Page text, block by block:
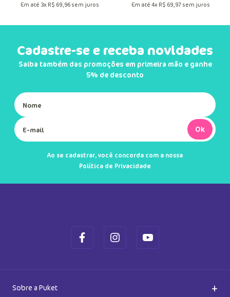
Em até 3x R$ 69,96sem juros Em até 4x R$ 69,97sem juros
Cadastre-se e receba novidades
Saiba também das promoções em primeira mão e ganhe
5% de desconto
Ok
Ao se cadastrar, você concorda com a nossa
Política de Privacidade
Sobre a Puket +